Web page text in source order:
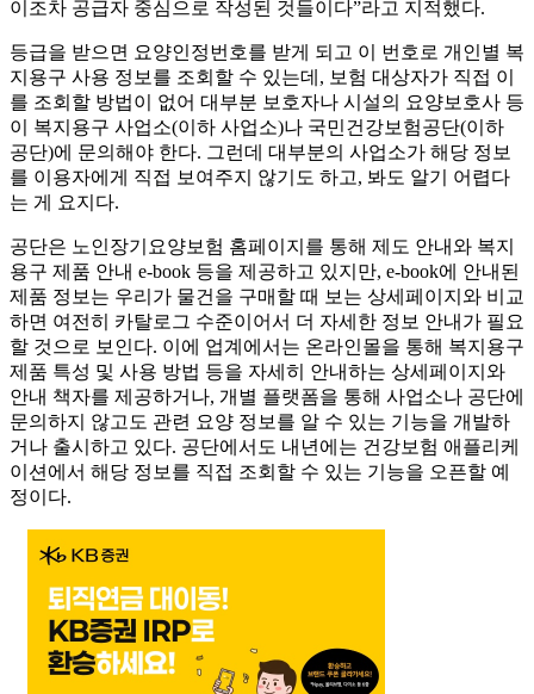
이조차 공급자 중심으로 작성된 것들이다”라고 지적했다.
등급을 받으면 요양인정번호를 받게 되고 이 번호로 개인별 복
지용구 사용 정보를 조회할 수 있는데, 보험 대상자가 직접 이
를 조회할 방법이 없어 대부분 보호자나 시설의 요양보호사 등
이 복지용구 사업소(이하 사업소)나 국민건강보험공단(이하
공단)에 문의해야 한다. 그런데 대부분의 사업소가 해당 정보
를 이용자에게 직접 보여주지 않기도 하고, 봐도 알기 어렵다
는 게 요지다.
공단은 노인장기요양보험 홈페이지를 통해 제도 안내와 복지
용구 제품 안내 e-book 등을 제공하고 있지만, e-book에 안내된
제품 정보는 우리가 물건을 구매할 때 보는 상세페이지와 비교
하면 여전히 카탈로그 수준이어서 더 자세한 정보 안내가 필요
할 것으로 보인다. 이에 업계에서는 온라인몰을 통해 복지용구
제품 특성 및 사용 방법 등을 자세히 안내하는 상세페이지와
안내 책자를 제공하거나, 개별 플랫폼을 통해 사업소나 공단에
문의하지 않고도 관련 요양 정보를 알 수 있는 기능을 개발하
거나 출시하고 있다. 공단에서도 내년에는 건강보험 애플리케
이션에서 해당 정보를 직접 조회할 수 있는 기능을 오픈할 예
정이다.